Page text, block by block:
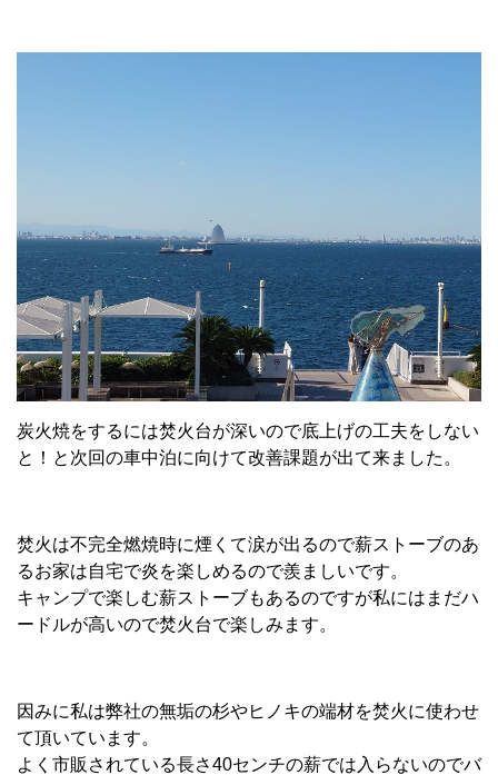
炭火焼をするには焚火台が深いので底上げの工夫をしない
と！と次回の車中泊に向けて改善課題が出て来ました。
焚火は不完全燃焼時に煙くて涙が出るので薪ストーブのあ
るお家は自宅で炎を楽しめるので羨ましいです。
キャンプで楽しむ薪ストーブもあるのですが私にはまだハ
ードルが高いので焚火台で楽しみます。
因みに私は弊社の無垢の杉やヒノキの端材を焚火に使わせ
て頂いています。
よく市販されている長さ40センチの薪では入らないのでバ